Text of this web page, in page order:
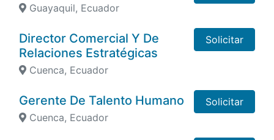
Guayaquil, Ecuador
Director Comercial Y De
Relaciones Estratégicas
Cuenca, Ecuador
Solicitar
Gerente De Talento Humano
Cuenca, Ecuador
Solicitar